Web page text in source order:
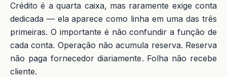
Crédito é a quarta caixa, mas raramente exige conta
dedicada — ela aparece como linha em uma das três
primeiras. O importante é não confundir a função de
cada conta. Operação não acumula reserva. Reserva
não paga fornecedor diariamente. Folha não recebe
cliente.